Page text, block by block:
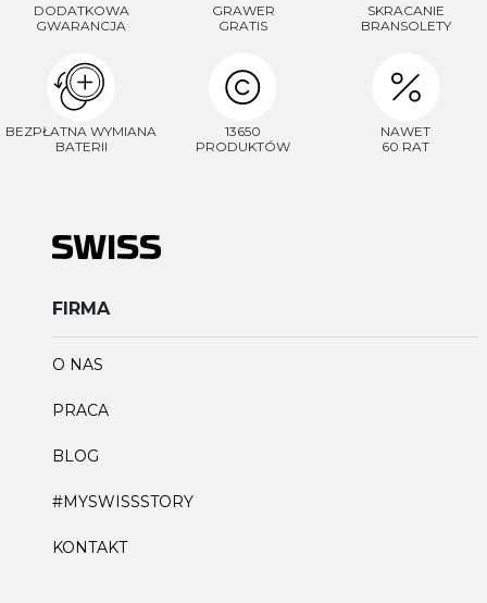
DODATKOWA
GWARANCJA
GRAWER
GRATIS
SKRACANIE
BRANSOLETY
BEZPŁATNA WYMIANA
BATERII
13650
PRODUKTÓW
NAWET
60 RAT
FIRMA
O NAS
PRACA
BLOG
#MYSWISSSTORY
KONTAKT